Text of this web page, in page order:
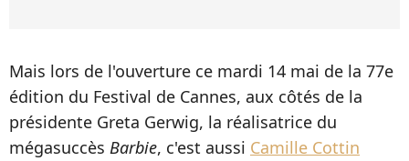
Mais lors de l'ouverture ce mardi 14 mai de la 77e
édition du Festival de Cannes, aux côtés de la
présidente Greta Gerwig, la réalisatrice du
mégasuccès Barbie, c'est aussi Camille Cottin